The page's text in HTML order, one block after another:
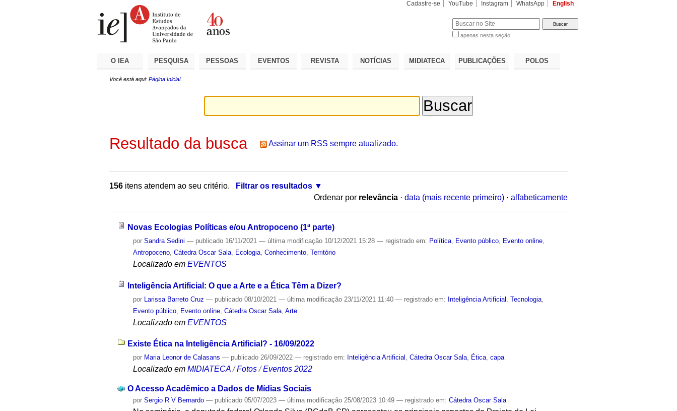
Cadastre-se YouTube Instagram WhatsApp English
apenas nesta seção
O IEA PESQUISA PESSOAS EVENTOS REVISTA NOTÍCIAS MIDIATECA PUBLICAÇÕES POLOS
Você está aqui: Página Inicial
Resultado da busca Assinar um RSS sempre atualizado.
156 itens atendem ao seu critério.
Filtrar os resultados
Ordenar por relevância · data (mais recente primeiro) · alfabeticamente
Novas Ecologias Políticas e/ou Antropoceno (1ª parte)
porSandra Sedini — publicado 16/11/2021— última modificação 10/12/2021 15:28— registrado em: Política Evento público Evento online
Antropoceno ,Cátedra Oscar Sala Ecologia ,Conhecimento ,Território
Localizado em EVENTOS
Inteligência Artificial: O que a Arte e a Ética Têm a Dizer?
por Larissa Barreto Cruz — publicado 08/10/2021— última modificação 23/11/2021 11:40— registrado em: Inteligência Artificial ,Tecnologia
Evento público Evento online ,Cátedra Oscar Sala ,Arte
Localizado em EVENTOS
Existe Ética na Inteligência Artificial? - 16/09/2022
por Maria Leonor de Calasans — publicado 26/09/2022— registrado em: Inteligência Artificial ,Cátedra Oscar Sala, Ética,capa
Localizado em MIDIATECA /Fotos /Eventos 2022
O Acesso Acadêmico a Dados de Mídias Sociais
porSergio R V Bernardo — publicado 05/07/2023— última modificação 25/08/2023 10:49— registrado em:Cátedra Oscar Sala